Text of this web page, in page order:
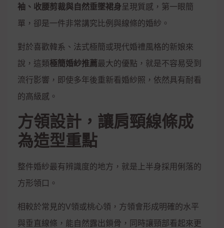
袖、收腰剪裁與自然垂墜裙身呈現質感，第一眼簡
單，卻是一件非常講究比例與線條的婚紗。
對於喜歡韓系、法式極簡或現代婚禮風格的新娘來
說，這類極簡婚紗推薦最大的優點，就是不容易受到
流行影響，即使多年後重新看婚紗照，依然具有耐看
的高級感。
方領設計，讓肩頸線條成
為造型重點
整件婚紗最有辨識度的地方，就是上半身採用俐落的
方形領口。
相較於常見的V領或桃心領，方領會形成明確的水平
與垂直線條，能自然露出鎖骨，同時讓頸部看起來更